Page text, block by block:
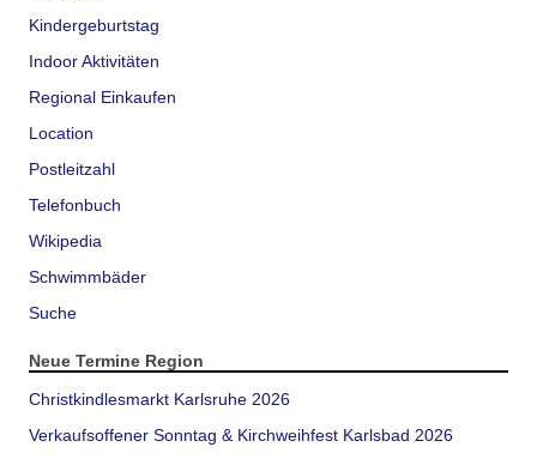
Kindergeburtstag
Indoor Aktivitäten
Regional Einkaufen
Location
Postleitzahl
Telefonbuch
Wikipedia
Schwimmbäder
Suche
Neue Termine Region
Christkindlesmarkt Karlsruhe 2026
Verkaufsoffener Sonntag & Kirchweihfest Karlsbad 2026